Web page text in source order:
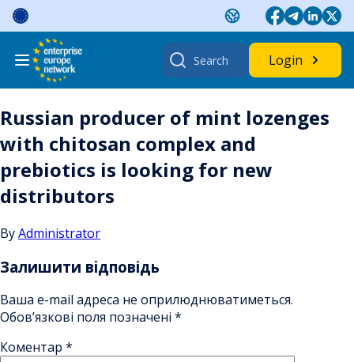
Skip
content
Search
for:
Login
Russian producer of mint lozenges
with chitosan complex and
prebiotics is looking for new
distributors
ByAdministrator
Залишити відповідь
Ваша e-mail адреса не оприлюднюватиметься.
Обов’язкові поля позначені *
Коментар *